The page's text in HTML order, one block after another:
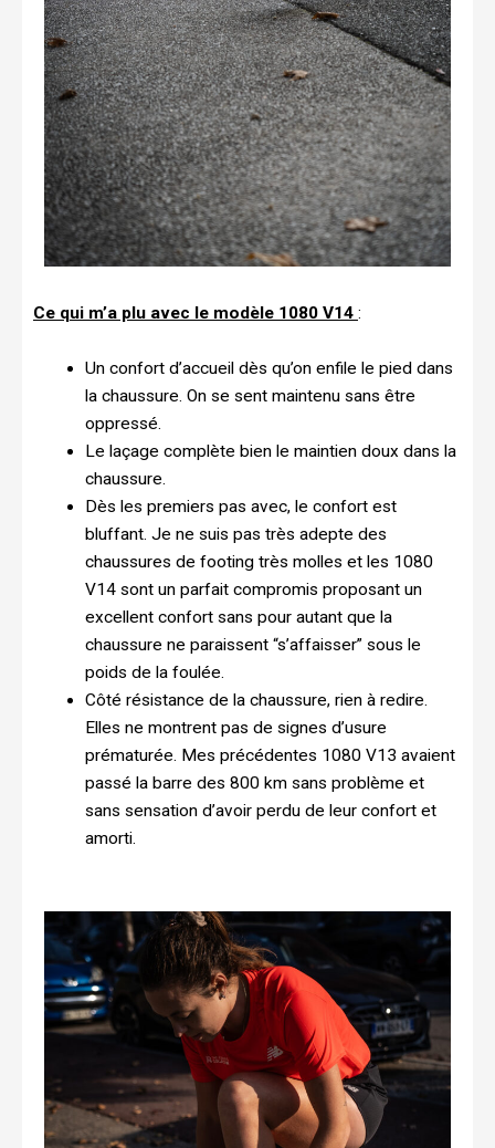
Ce qui m’a plu avec le modèle 1080 V14 :
Un confort d’accueil dès qu’on enfile le pied dans
la chaussure. On se sent maintenu sans être
oppressé.
Le laçage complète bien le maintien doux dans la
chaussure.
Dès les premiers pas avec, le confort est
bluffant. Je ne suis pas très adepte des
chaussures de footing très molles et les 1080
V14 sont un parfait compromis proposant un
excellent confort sans pour autant que la
chaussure ne paraissent “s’affaisser” sous le
poids de la foulée.
Côté résistance de la chaussure, rien à redire.
Elles ne montrent pas de signes d’usure
prématurée. Mes précédentes 1080 V13 avaient
passé la barre des 800 km sans problème et
sans sensation d’avoir perdu de leur confort et
amorti.